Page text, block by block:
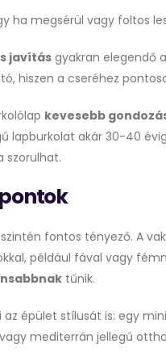
ha megsérül vagy foltos
javításgyakran elegendő
hiszen a cseréhez
kevesebb
lapburkolat akár 30-40
szorulhat.
fontos tényező. A
például fával vagy
tűnik.
épület stílusát is: egy
mediterrán jellegű